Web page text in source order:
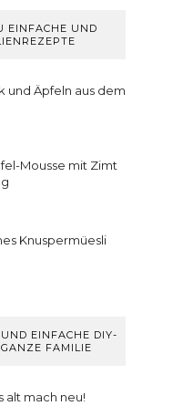
EINFACHE UND
und Äpfeln aus dem
Mousse mit Zimt
Knuspermüesli
EINFACHE DIY-
FAMILIE
alt mach neu!